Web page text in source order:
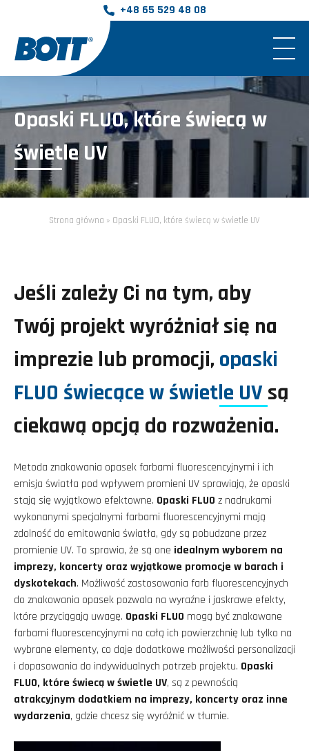
info@bott.pl
Opaski FLUO, które świecą w
świetle UV
Strona główna » Opaski FLUO, które świecą w świetle UV
Jeśli zależy Ci na tym, aby
Twój projekt wyróżniał się na
imprezie lub promocji, opaski
FLUO świecące w świetle UVsą
ciekawą opcją do rozważenia.
Metoda znakowania opasek farbami fluorescencyjnymi i ich
emisja światła pod wpływem promieni UV sprawiają, że opaski
stają się wyjątkowo efektowne. Opaski FLUO z nadrukami
wykonanymi specjalnymi farbami fluorescencyjnymi mają
zdolność do emitowania światła, gdy są pobudzane przez
promienie UV. To sprawia, że są one idealnym wyborem na
imprezy, koncerty oraz wyjątkowe promocje w barach i
dyskotekach. Możliwość zastosowania farb fluorescencyjnych
do znakowania opasek pozwala na wyraźne i jaskrawe efekty,
które przyciągają uwagę. Opaski FLUO mogą być znakowane
farbami fluorescencyjnymi na całą ich powierzchnię lub tylko na
wybrane elementy, co daje dodatkowe możliwości personalizacji
i dopasowania do indywidualnych potrzeb projektu. Opaski
FLUO, które świecą w świetle UV, są z pewnością
atrakcyjnym dodatkiem na imprezy, koncerty oraz inne
wydarzenia, gdzie chcesz się wyróżnić w tłumie.